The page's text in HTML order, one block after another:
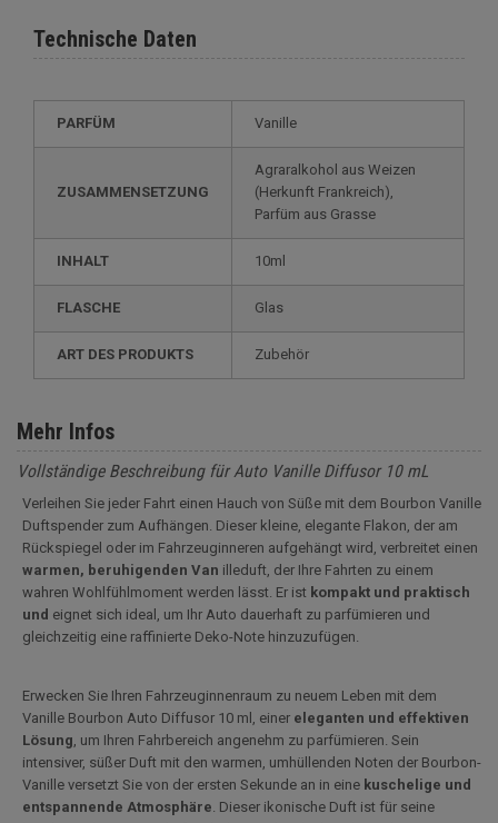
Technische Daten
PARFÜM Vanille
ZUSAMMENSETZUNG
Agraralkohol aus Weizen
(Herkunft Frankreich),
Parfüm aus Grasse
INHALT 10ml
FLASCHE Glas
ART DES PRODUKTS Zubehör
Mehr Infos
Vollständige Beschreibung für Auto Vanille Diffusor 10 mL
Verleihen Sie jeder Fahrt einen Hauch von Süße mit dem Bourbon Vanille
Duftspender zum Aufhängen. Dieser kleine, elegante Flakon, der am
Rückspiegel oder im Fahrzeuginneren aufgehängt wird, verbreitet einen
warmen, beruhigenden Van illeduft, der Ihre Fahrten zu einem
wahren Wohlfühlmoment werden lässt. Er ist kompakt und praktisch
und eignet sich ideal, um Ihr Auto dauerhaft zu parfümieren und
gleichzeitig eine raffinierte Deko-Note hinzuzufügen.
Erwecken Sie Ihren Fahrzeuginnenraum zu neuem Leben mit dem
Vanille Bourbon Auto Diffusor 10 ml, einer eleganten und effektiven
Lösung , um Ihren Fahrbereich angenehm zu parfümieren. Sein
intensiver, süßer Duft mit den warmen, umhüllenden Noten der Bourbon-
Vanille versetzt Sie von der ersten Sekunde an in eine kuschelige und
entspannende Atmosphäre . Dieser ikonische Duft ist für seine